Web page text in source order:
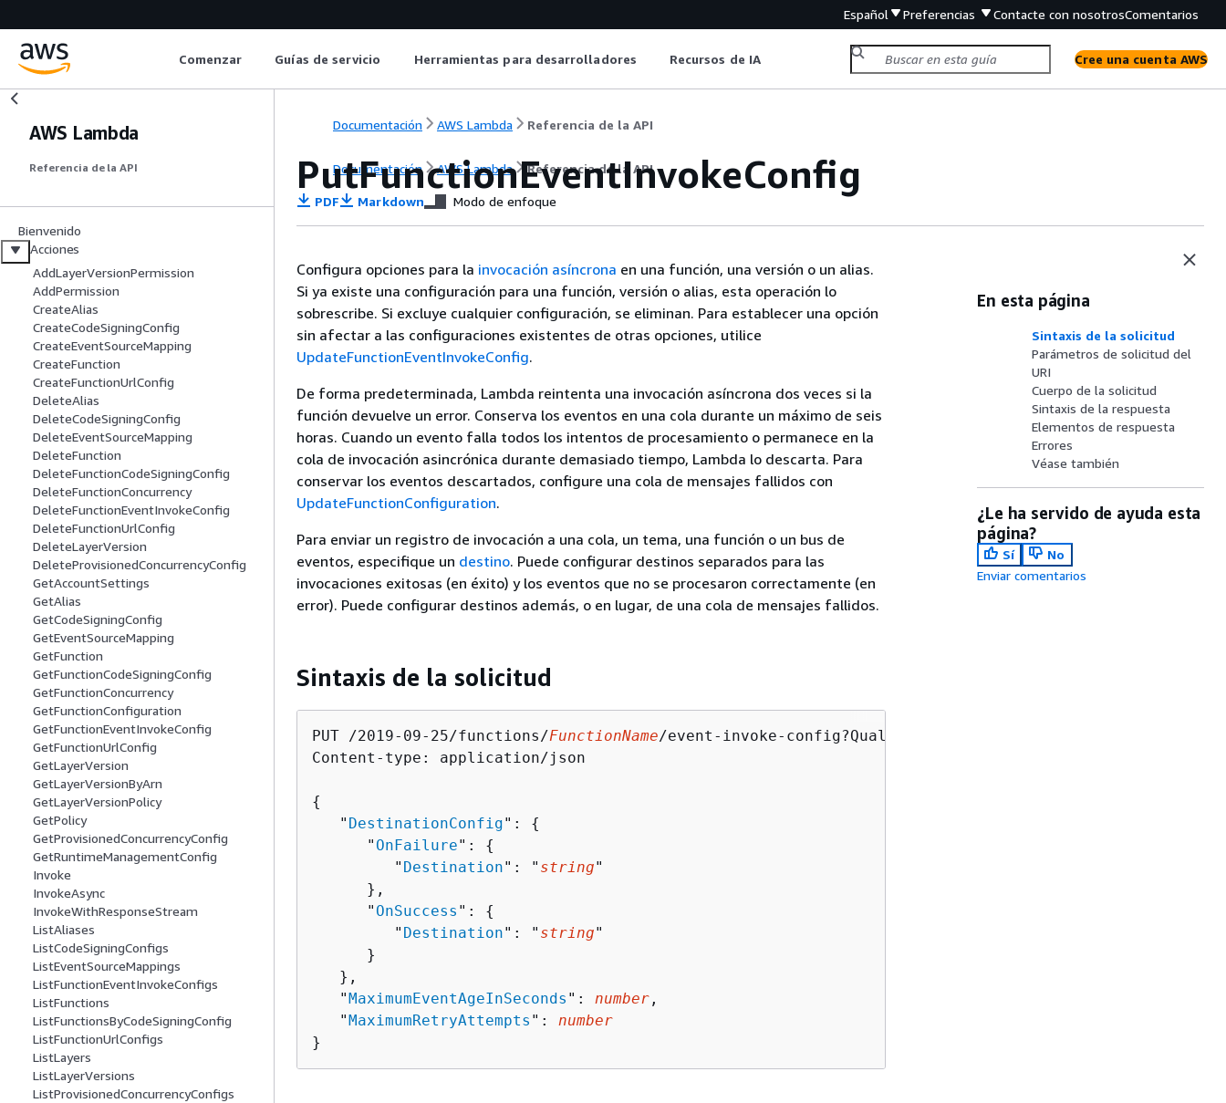
Español Preferencias Contacte con nosotrosComentarios
Comenzar Guías de servicio Herramientas para desarrolladores Recursos de IA Cree una cuenta AWS
AWS Lambda
Referencia de la API
Bienvenido
Acciones
AddLayerVersionPermission
AddPermission
CreateAlias
CreateCodeSigningConfig
CreateEventSourceMapping
CreateFunction
CreateFunctionUrlConfig
DeleteAlias
DeleteCodeSigningConfig
DeleteEventSourceMapping
DeleteFunction
DeleteFunctionCodeSigningConfig
DeleteFunctionConcurrency
DeleteFunctionEventInvokeConfig
DeleteFunctionUrlConfig
DeleteLayerVersion
DeleteProvisionedConcurrencyConfig
GetAccountSettings
GetAlias
GetCodeSigningConfig
GetEventSourceMapping
GetFunction
GetFunctionCodeSigningConfig
GetFunctionConcurrency
GetFunctionConfiguration
GetFunctionEventInvokeConfig
GetFunctionUrlConfig
GetLayerVersion
GetLayerVersionByArn
GetLayerVersionPolicy
GetPolicy
GetProvisionedConcurrencyConfig
GetRuntimeManagementConfig
Invoke
InvokeAsync
InvokeWithResponseStream
ListAliases
ListCodeSigningConfigs
ListEventSourceMappings
ListFunctionEventInvokeConfigs
ListFunctions
ListFunctionsByCodeSigningConfig
ListFunctionUrlConfigs
ListLayers
ListLayerVersions
ListProvisionedConcurrencyConfigs
Documentación AWS Lambda Referencia de la API
Documentación AWS Lambda Referencia de la API
PutFunctionEventInvokeConfig
PDF Markdown Modo de enfoque
Configura opciones para la invocación asíncrona en una función, una versión o un alias.
Si ya existe una configuración para una función, versión o alias, esta operación lo
sobrescribe. Si excluye cualquier configuración, se eliminan. Para establecer una opción
sin afectar a las configuraciones existentes de otras opciones, utilice
UpdateFunctionEventInvokeConfig.
De forma predeterminada, Lambda reintenta una invocación asíncrona dos veces si la
función devuelve un error. Conserva los eventos en una cola durante un máximo de seis
horas. Cuando un evento falla todos los intentos de procesamiento o permanece en la
cola de invocación asincrónica durante demasiado tiempo, Lambda lo descarta. Para
conservar los eventos descartados, configure una cola de mensajes fallidos con
UpdateFunctionConfiguration.
Para enviar un registro de invocación a una cola, un tema, una función o un bus de
eventos, especifique un destino. Puede configurar destinos separados para las
invocaciones exitosas (en éxito) y los eventos que no se procesaron correctamente (en
error). Puede configurar destinos además, o en lugar, de una cola de mensajes fallidos.
Sintaxis de la solicitud
PUT /2019-09-25/functions/FunctionName/event-invoke-config?Qualifier=
Content-type: application/json
{
   "
DestinationConfig": {
      "
OnFailure": {
         "
Destination": " string"
      },
      "
OnSuccess ": {
         "
Destination": " string"
      }
   },
   "
MaximumEventAgeInSeconds ": number ,
   "
MaximumRetryAttempts ": number
}
En esta página
Sintaxis de la solicitud
Parámetros de solicitud del
URI
Cuerpo de la solicitud
Sintaxis de la respuesta
Elementos de respuesta
Errores
Véase también
¿Le ha servido de ayuda esta
página?
Sí
No
Enviar comentarios